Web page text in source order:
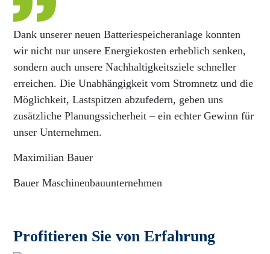
Dank unserer neuen Batteriespeicheranlage konnten
wir nicht nur unsere Energiekosten erheblich senken,
sondern auch unsere Nachhaltigkeitsziele schneller
erreichen. Die Unabhängigkeit vom Stromnetz und die
Möglichkeit, Lastspitzen abzufedern, geben uns
zusätzliche Planungssicherheit – ein echter Gewinn für
unser Unternehmen.
Maximilian Bauer
Bauer Maschinenbauunternehmen
Profitieren Sie von Erfahrung